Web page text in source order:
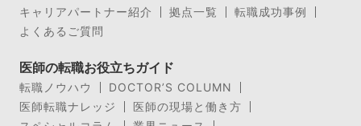
キャリアパートナー紹介
拠点一覧
転職成功事例
よくあるご質問
医師の転職お役立ちガイド
転職ノウハウ
DOCTOR’S COLUMN
医師転職ナレッジ
医師の現場と働き方